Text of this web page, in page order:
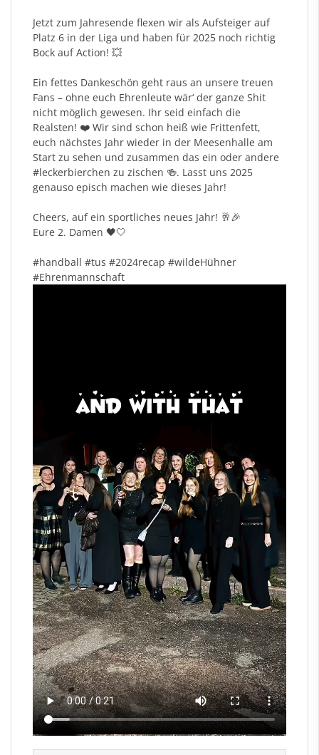
Jetzt zum Jahresende flexen wir als Aufsteiger auf
Platz 6 in der Liga und haben für 2025 noch richtig
Bock auf Action! 💥
Ein fettes Dankeschön geht raus an unsere treuen
Fans – ohne euch Ehrenleute wär‘ der ganze Shit
nicht möglich gewesen. Ihr seid einfach die
Realsten! ❤️ Wir sind schon heiß wie Frittenfett,
euch nächstes Jahr wieder in der Meesenhalle am
Start zu sehen und zusammen das ein oder andere
#leckerbierchen zu zischen 🍻. Lasst uns 2025
genauso episch machen wie dieses Jahr!
Cheers, auf ein sportliches neues Jahr! 🥂🎉
Eure 2. Damen 🖤🤍
#handball #tus #2024recap #wildeHühner
#Ehrenmannschaft